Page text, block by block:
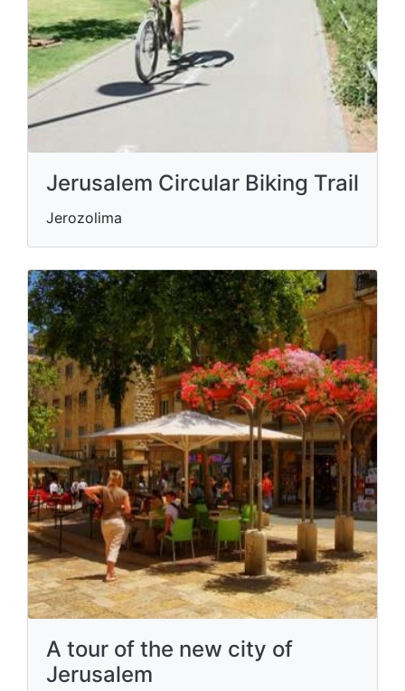
Jerusalem Circular Biking Trail
Jerozolima
A tour of the new city of
Jerusalem